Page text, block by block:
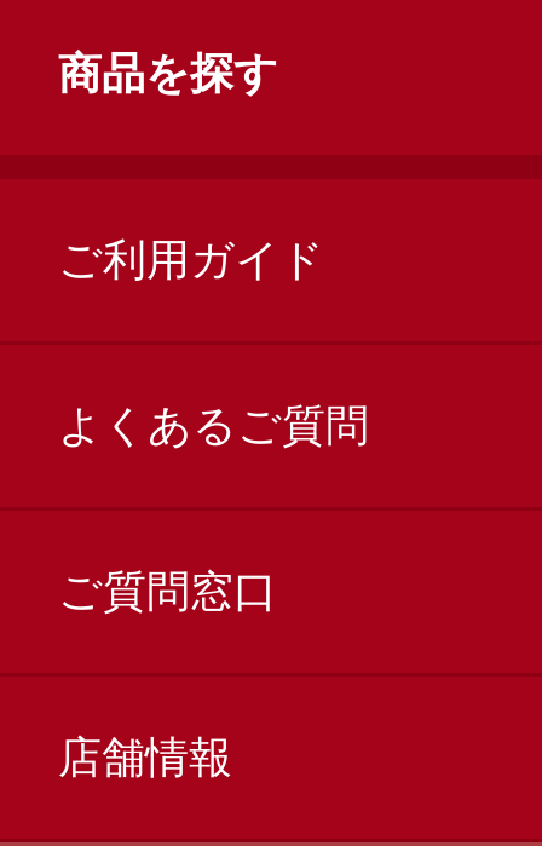
商品を探す
ご利用ガイド
よくあるご質問
ご質問窓口
店舗情報